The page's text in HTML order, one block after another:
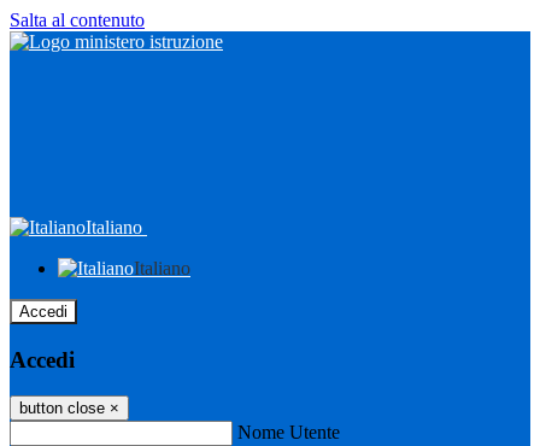
Salta al contenuto
Italiano
Italiano
Accedi
Accedi
button close ×
Nome Utente